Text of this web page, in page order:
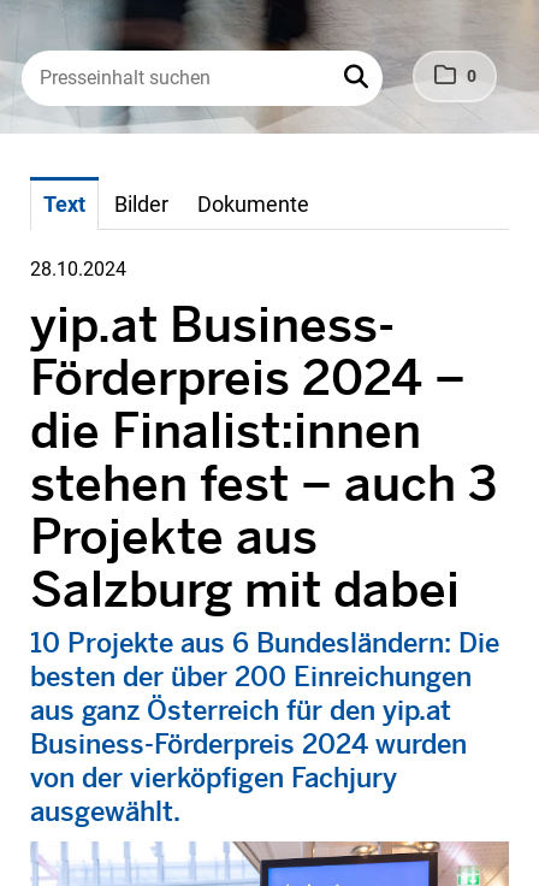
0
Text Bilder Dokumente
28.10.2024
yip.at Business-
Förderpreis 2024 –
die Finalist:innen
stehen fest – auch 3
Projekte aus
Salzburg mit dabei
10 Projekte aus 6 Bundesländern: Die
besten der über 200 Einreichungen
aus ganz Österreich für den yip.at
Business-Förderpreis 2024 wurden
von der vierköpfigen Fachjury
ausgewählt.